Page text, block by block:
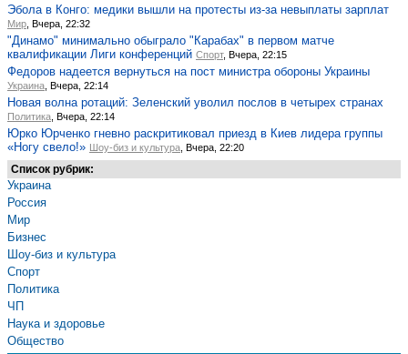
Эбола в Конго: медики вышли на протесты из-за невыплаты зарплат
Мир , Вчера, 22:32
"Динамо" минимально обыграло "Карабах" в первом матче
квалификации Лиги конференций Спорт, Вчера, 22:15
Федоров надеется вернуться на пост министра обороны Украины
Украина , Вчера, 22:14
Новая волна ротаций: Зеленский уволил послов в четырех странах
Политика , Вчера, 22:14
Юрко Юрченко гневно раскритиковал приезд в Киев лидера группы
«Ногу свело!» Шоу-биз и культура , Вчера, 22:20
Список рубрик:
Украина
Россия
Мир
Бизнес
Шоу-биз и культура
Спорт
Политика
ЧП
Наука и здоровье
Общество